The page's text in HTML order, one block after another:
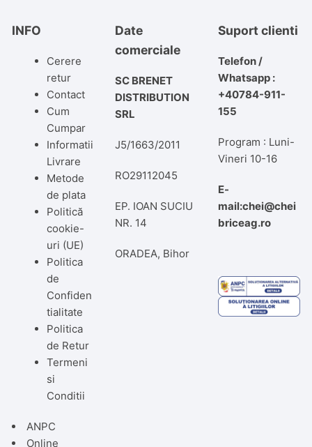
INFO
Cerere
retur
Contact
Cum
Cumpar
Informatii
Livrare
Metode
de plata
Politică
cookie-
uri (UE)
Politica
de
Confiden
tialitate
Politica
de Retur
Termeni
si
Conditii
ANPC
Online
Date
comerciale
SC BRENET
DISTRIBUTION
SRL
J5/1663/2011
RO29112045
EP. IOAN SUCIU
NR. 14
ORADEA, Bihor
Suport clienti
Telefon /
Whatsapp :
+40784-911-
155
Program : Luni-
Vineri 10-16
E-
mail:chei@chei
briceag.ro